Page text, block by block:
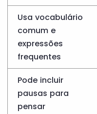
Usa vocabulário
comum e
expressões
frequentes
Pode incluir
pausas para
pensar